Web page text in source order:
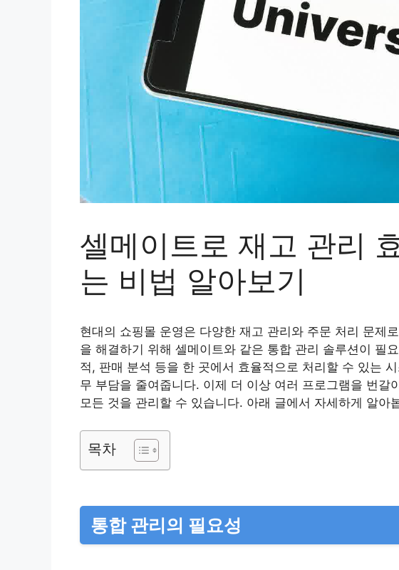
셀메이트로 재고 관리
는 비법 알아보기
현대의 쇼핑몰 운영은 다양한 재고 관리와 주문 처리 문제
을 해결하기 위해 셀메이트와 같은 통합 관리 솔루션이 필
적, 판매 분석 등을 한 곳에서 효율적으로 처리할 수 있는
무 부담을 줄여줍니다. 이제 더 이상 여러 프로그램을 번갈
모든 것을 관리할 수 있습니다. 아래 글에서 자세하게 알아
목차
통합 관리의 필요성